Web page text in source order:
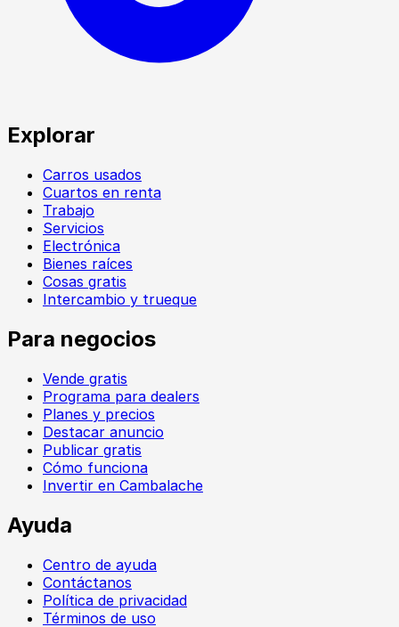
Explorar
Carros usados
Cuartos en renta
Trabajo
Servicios
Electrónica
Bienes raíces
Cosas gratis
Intercambio y trueque
Para negocios
Vende gratis
Programa para dealers
Planes y precios
Destacar anuncio
Publicar gratis
Cómo funciona
Invertir en Cambalache
Ayuda
Centro de ayuda
Contáctanos
Política de privacidad
Términos de uso